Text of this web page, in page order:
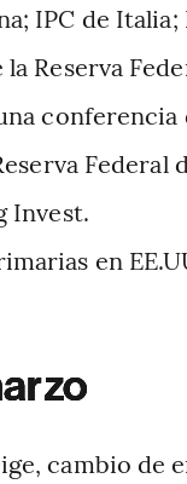
IPC de Italia;
Reserva
Federal
Invest.
en
cambio de